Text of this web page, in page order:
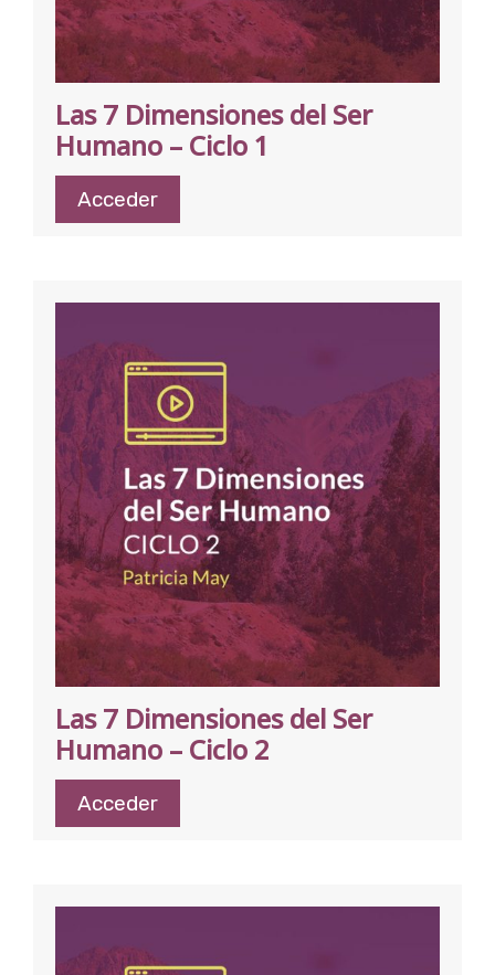
Las 7 Dimensiones del Ser
Humano – Ciclo 1
Acceder
Las 7 Dimensiones del Ser
Humano – Ciclo 2
Acceder